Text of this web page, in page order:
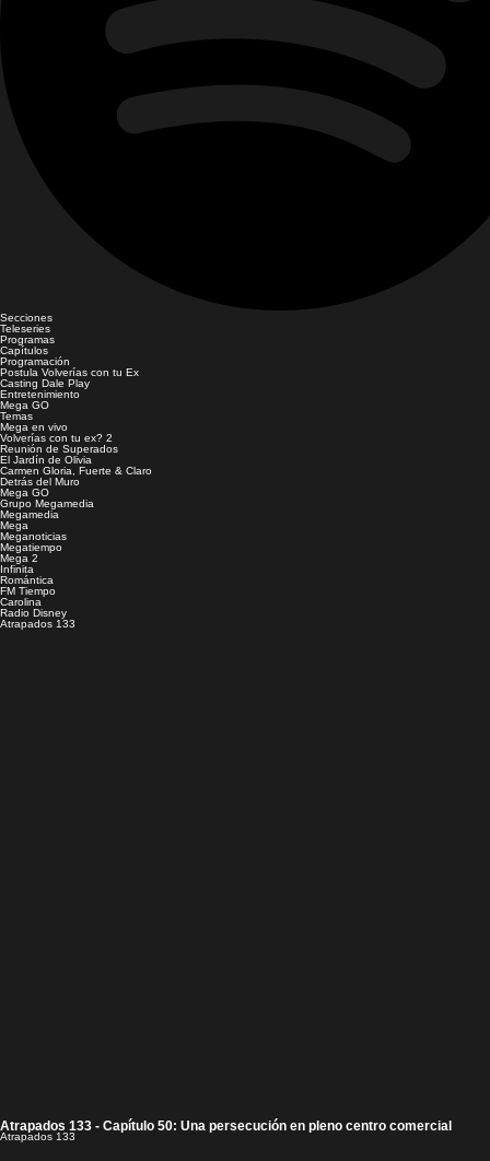
Secciones
Teleseries
Programas
Capítulos
Programación
Postula Volverías con tu Ex
Casting Dale Play
Entretenimiento
Mega GO
Temas
Mega en vivo
Volverías con tu ex? 2
Reunión de Superados
El Jardín de Olivia
Carmen Gloria, Fuerte & Claro
Detrás del Muro
Mega GO
Grupo Megamedia
Megamedia
Mega
Meganoticias
Megatiempo
Mega 2
Infinita
Romántica
FM Tiempo
Carolina
Radio Disney
Atrapados 133
Atrapados 133 - Capítulo 50: Una persecución en pleno centro comercial
Atrapados 133